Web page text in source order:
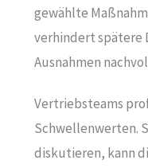
gewählte
verhindert spätere
Ausnahmen
Vertriebsteams
Schwellenwerten.
diskutieren, kann